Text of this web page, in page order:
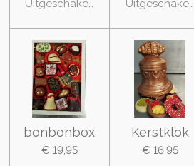
Uitgeschakeld Uitgeschakeld
bonbonbox
€ 19,95
Kerstklok
€ 16,95